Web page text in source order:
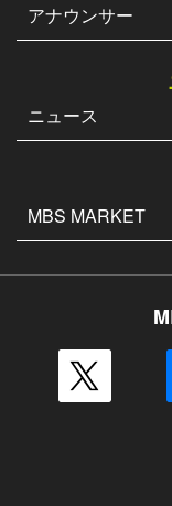
アナウンサー
ニュース
MBS MARKET